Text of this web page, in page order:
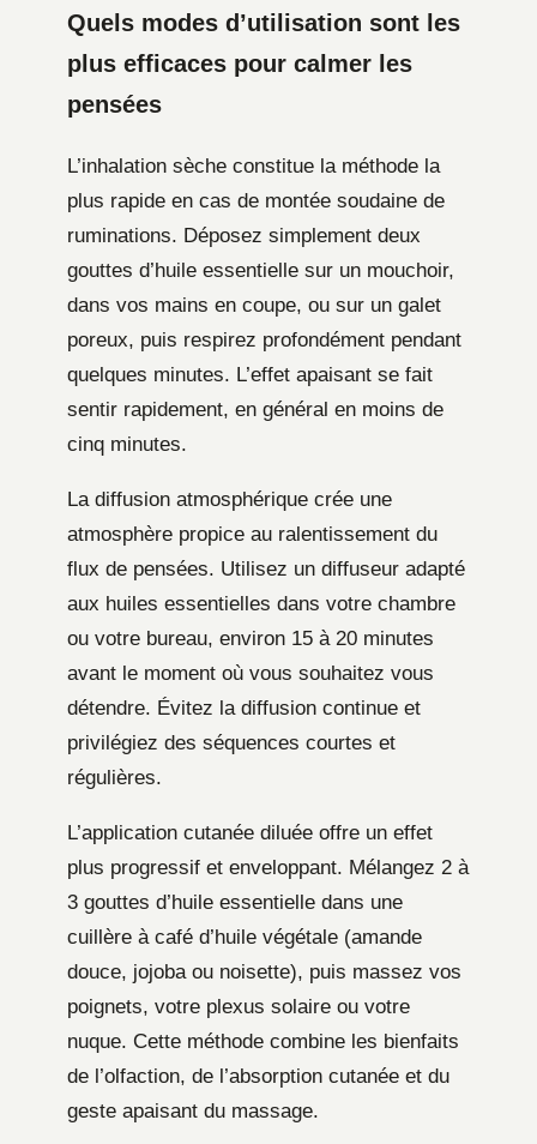
Quels modes d’utilisation sont les
plus efficaces pour calmer les
pensées
L’inhalation sèche constitue la méthode la
plus rapide en cas de montée soudaine de
ruminations. Déposez simplement deux
gouttes d’huile essentielle sur un mouchoir,
dans vos mains en coupe, ou sur un galet
poreux, puis respirez profondément pendant
quelques minutes. L’effet apaisant se fait
sentir rapidement, en général en moins de
cinq minutes.
La diffusion atmosphérique crée une
atmosphère propice au ralentissement du
flux de pensées. Utilisez un diffuseur adapté
aux huiles essentielles dans votre chambre
ou votre bureau, environ 15 à 20 minutes
avant le moment où vous souhaitez vous
détendre. Évitez la diffusion continue et
privilégiez des séquences courtes et
régulières.
L’application cutanée diluée offre un effet
plus progressif et enveloppant. Mélangez 2 à
3 gouttes d’huile essentielle dans une
cuillère à café d’huile végétale (amande
douce, jojoba ou noisette), puis massez vos
poignets, votre plexus solaire ou votre
nuque. Cette méthode combine les bienfaits
de l’olfaction, de l’absorption cutanée et du
geste apaisant du massage.